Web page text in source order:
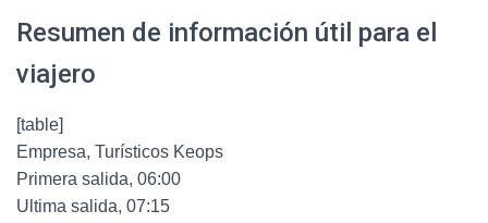
Resumen de información útil para el
viajero
[table]
Empresa, Turísticos Keops
Primera salida, 06:00
Ultima salida, 07:15